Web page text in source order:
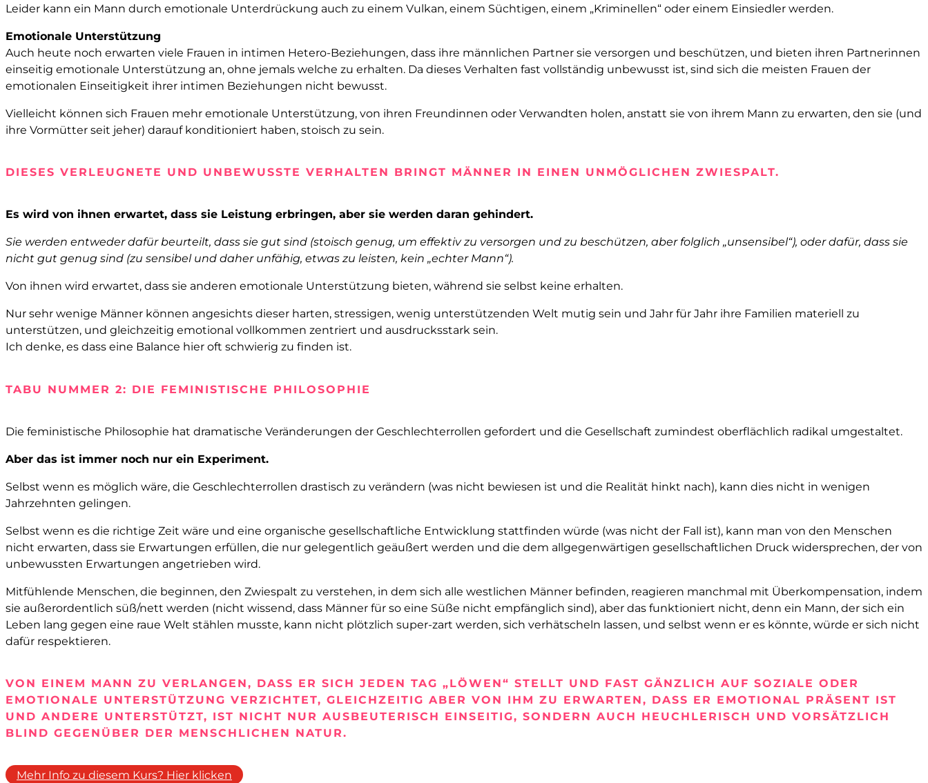
Leider kann ein Mann durch emotionale Unterdrückung auch zu einem Vulkan, einem Süchtigen, einem „Kriminellen“ oder einem Einsiedler werden.
Emotionale Unterstützung
Auch heute noch erwarten viele Frauen in intimen Hetero-Beziehungen, dass ihre männlichen Partner sie versorgen und beschützen, und bieten ihren Partnerinnen
einseitig emotionale Unterstützung an, ohne jemals welche zu erhalten. Da dieses Verhalten fast vollständig unbewusst ist, sind sich die meisten Frauen der
emotionalen Einseitigkeit ihrer intimen Beziehungen nicht bewusst.
Vielleicht können sich Frauen mehr emotionale Unterstützung, von ihren Freundinnen oder Verwandten holen, anstatt sie von ihrem Mann zu erwarten, den sie (und
ihre Vormütter seit jeher) darauf konditioniert haben, stoisch zu sein.
DIESES VERLEUGNETE UND UNBEWUSSTE VERHALTEN BRINGT MÄNNER IN EINEN UNMÖGLICHEN ZWIESPALT.
Es wird von ihnen erwartet, dass sie Leistung erbringen, aber sie werden daran gehindert.
Sie werden entweder dafür beurteilt, dass sie gut sind (stoisch genug, um effektiv zu versorgen und zu beschützen, aber folglich „unsensibel“), oder dafür, dass sie
nicht gut genug sind (zu sensibel und daher unfähig, etwas zu leisten, kein „echter Mann“).
Von ihnen wird erwartet, dass sie anderen emotionale Unterstützung bieten, während sie selbst keine erhalten.
Nur sehr wenige Männer können angesichts dieser harten, stressigen, wenig unterstützenden Welt mutig sein und Jahr für Jahr ihre Familien materiell zu
unterstützen, und gleichzeitig emotional vollkommen zentriert und ausdrucksstark sein.
Ich denke, es dass eine Balance hier oft schwierig zu finden ist.
TABU NUMMER 2: DIE FEMINISTISCHE PHILOSOPHIE
Die feministische Philosophie hat dramatische Veränderungen der Geschlechterrollen gefordert und die Gesellschaft zumindest oberflächlich radikal umgestaltet.
Aber das ist immer noch nur ein Experiment.
Selbst wenn es möglich wäre, die Geschlechterrollen drastisch zu verändern (was nicht bewiesen ist und die Realität hinkt nach), kann dies nicht in wenigen
Jahrzehnten gelingen.
Selbst wenn es die richtige Zeit wäre und eine organische gesellschaftliche Entwicklung stattfinden würde (was nicht der Fall ist), kann man von den Menschen
nicht erwarten, dass sie Erwartungen erfüllen, die nur gelegentlich geäußert werden und die dem allgegenwärtigen gesellschaftlichen Druck widersprechen, der von
unbewussten Erwartungen angetrieben wird.
Mitfühlende Menschen, die beginnen, den Zwiespalt zu verstehen, in dem sich alle westlichen Männer befinden, reagieren manchmal mit Überkompensation, indem
sie außerordentlich süß/nett werden (nicht wissend, dass Männer für so eine Süße nicht empfänglich sind), aber das funktioniert nicht, denn ein Mann, der sich ein
Leben lang gegen eine raue Welt stählen musste, kann nicht plötzlich super-zart werden, sich verhätscheln lassen, und selbst wenn er es könnte, würde er sich nicht
dafür respektieren.
VON EINEM MANN ZU VERLANGEN, DASS ER SICH JEDEN TAG „LÖWEN“ STELLT UND FAST GÄNZLICH AUF SOZIALE ODER
EMOTIONALE UNTERSTÜTZUNG VERZICHTET, GLEICHZEITIG ABER VON IHM ZU ERWARTEN, DASS ER EMOTIONAL PRÄSENT IST
UND ANDERE UNTERSTÜTZT, IST NICHT NUR AUSBEUTERISCH EINSEITIG, SONDERN AUCH HEUCHLERISCH UND VORSÄTZLICH
BLIND GEGENÜBER DER MENSCHLICHEN NATUR.
Mehr Info zu diesem Kurs? Hier klicken